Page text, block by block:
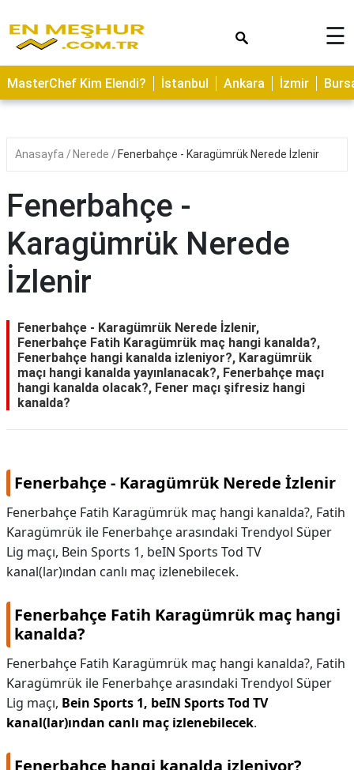
ASTROLOJİ
SAĞLIK
YERLER
BAKIMI
NEDİR
ALANLARI
HAMİLELİK
KAPLICALAR
☰
MasterChef Kim Elendi? İstanbul Ankara İzmir
Anasayfa Nerede Fenerbahçe - Karagümrük Nerede İzlenir
Fenerbahçe -
Karagümrük Nerede
İzlenir
Fenerbahçe - Karagümrük Nerede İzlenir,
Fenerbahçe Fatih Karagümrük maç hangi kanalda?,
Fenerbahçe hangi kanalda izleniyor?, Karagümrük
maçı hangi kanalda yayınlanacak?, Fenerbahçe maçı
hangi kanalda olacak?, Fener maçı şifresiz hangi
kanalda?
Fenerbahçe - Karagümrük Nerede İzlenir
Fenerbahçe Fatih Karagümrük maç hangi kanalda?, Fatih
Karagümrük ile Fenerbahçe arasındaki Trendyol Süper
Lig maçı, Bein Sports 1, beIN Sports Tod TV
kanal(lar)ından canlı maç izlenebilecek.
Fenerbahçe Fatih Karagümrük maç hangi
kanalda?
Fenerbahçe Fatih Karagümrük maç hangi kanalda?, Fatih
Karagümrük ile Fenerbahçe arasındaki Trendyol Süper
Lig maçı, Bein Sports 1, beIN Sports Tod TV
kanal(lar)ından canlı maç izlenebilecek.
Fenerbahçe hangi kanalda izleniyor?